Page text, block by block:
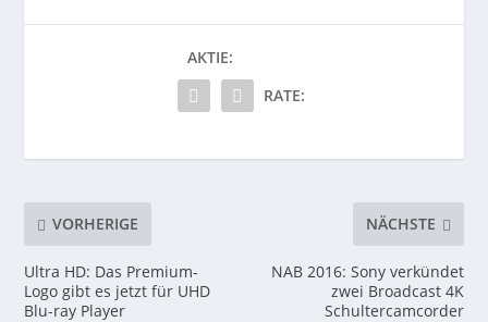
AKTIE:
RATE:
VORHERIGE
Ultra HD: Das Premium-
Logo gibt es jetzt für UHD
Blu-ray Player
NÄCHSTE
NAB 2016: Sony verkündet
zwei Broadcast 4K
Schultercamcorder